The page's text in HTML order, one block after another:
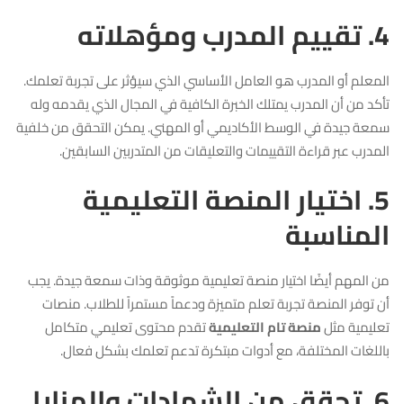
4. تقييم المدرب ومؤهلاته
المعلم أو المدرب هو العامل الأساسي الذي سيؤثر على تجربة تعلمك.
تأكد من أن المدرب يمتلك الخبرة الكافية في المجال الذي يقدمه وله
سمعة جيدة في الوسط الأكاديمي أو المهني. يمكن التحقق من خلفية
المدرب عبر قراءة التقييمات والتعليقات من المتدربين السابقين.
5. اختيار المنصة التعليمية
المناسبة
من المهم أيضًا اختيار منصة تعليمية موثوقة وذات سمعة جيدة. يجب
أن توفر المنصة تجربة تعلم متميزة ودعماً مستمراً للطلاب. منصات
تعليمية مثلمنصة تام التعليميةتقدم محتوى تعليمي متكامل
باللغات المختلفة، مع أدوات مبتكرة تدعم تعلمك بشكل فعال.